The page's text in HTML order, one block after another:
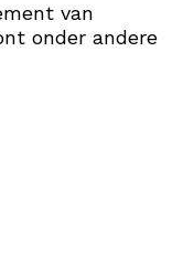
van
onder andere